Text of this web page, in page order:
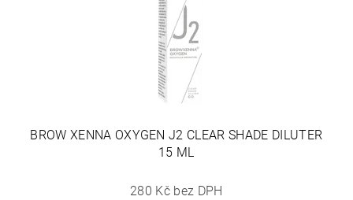
BROW XENNA OXYGEN J2 CLEAR SHADE DILUTER
15 ML
280 Kč bez DPH